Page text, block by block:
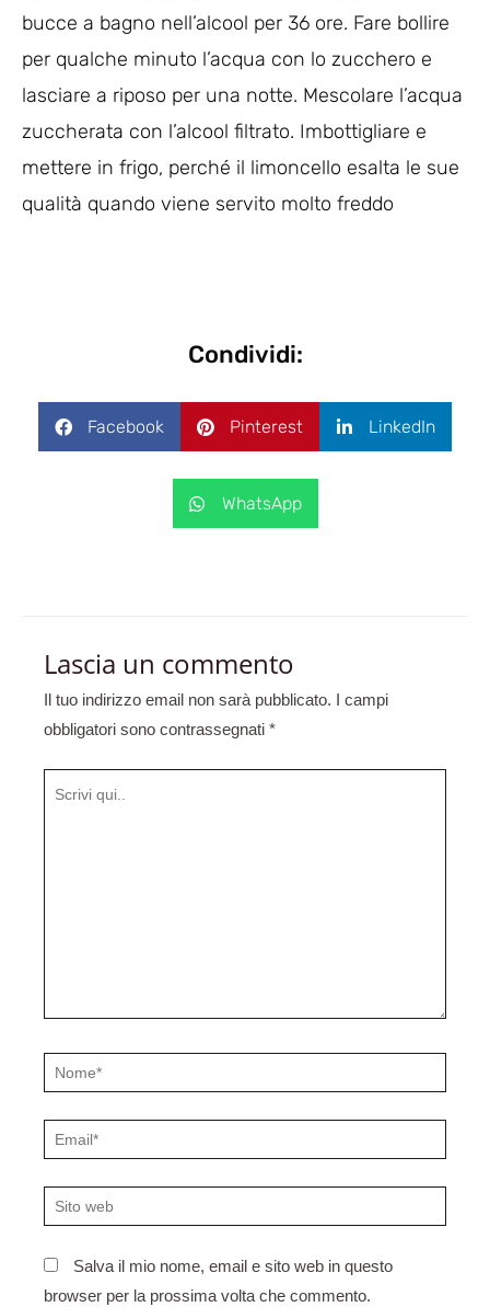
bucce a bagno nell’alcool per 36 ore. Fare bollire
per qualche minuto l’acqua con lo zucchero e
lasciare a riposo per una notte. Mescolare l’acqua
zuccherata con l’alcool filtrato. Imbottigliare e
mettere in frigo, perché il limoncello esalta le sue
qualità quando viene servito molto freddo
Condividi:
Facebook Pinterest LinkedIn
WhatsApp
Lascia un commento
Il tuo indirizzo email non sarà pubblicato.
I campi
obbligatori sono contrassegnati *
Nome*
Email*
Sito
web
Salva il mio nome, email e sito web in questo
browser per la prossima volta che commento.